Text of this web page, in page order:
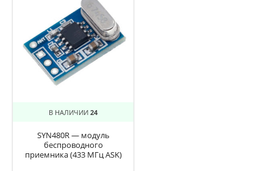
В НАЛИЧИИ 24
SYN480R — модуль
беспроводного
приемника (433 МГц ASK)